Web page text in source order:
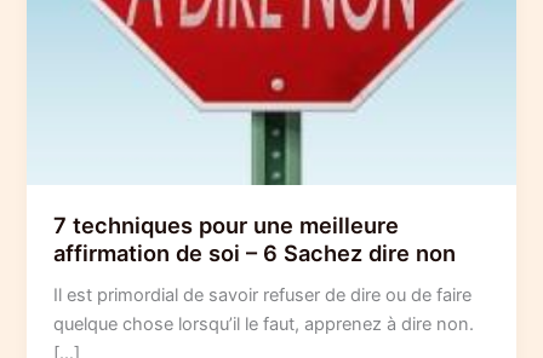
7 techniques pour une meilleure
affirmation de soi – 6 Sachez dire non
Il est primordial de savoir refuser de dire ou de faire
quelque chose lorsqu’il le faut, apprenez à dire non.
[…]